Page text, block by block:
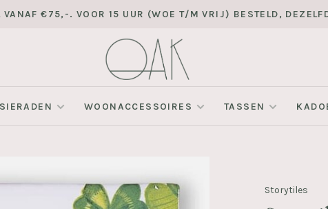
€75,-. VOOR 15 UUR (WOE T/M VRIJ) BESTELD,
SIERADEN WOONACCESSOIRES TASSEN
Storytiles